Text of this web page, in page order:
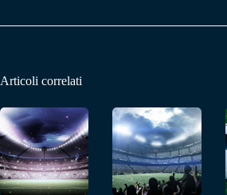
Articoli correlati